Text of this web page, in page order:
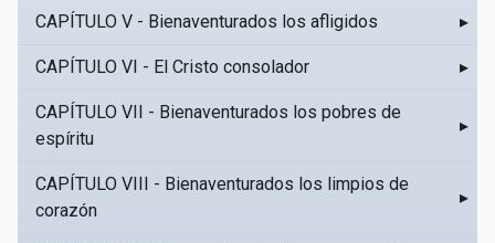
CAPÍTULO V - Bienaventurados los afligidos ▸
CAPÍTULO VI - El Cristo consolador ▸
CAPÍTULO VII - Bienaventurados los pobres de
espíritu
▸
CAPÍTULO VIII - Bienaventurados los limpios de
corazón
▸